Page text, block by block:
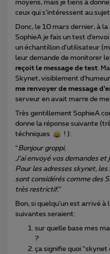
moyens, mais je tiens à
ceux qui s’intéressent au
Donc, le 10 mars dernier, à
SophieA je fais un test
un échantillon d’utilisateur
leur demande de monitorer
reçoit le message de test.
Skynet, visiblement
me renvoyer de message
serveur en avait marre de
Très gentillement SophieA
donne la réponse suivante
téchniques
! ):
“Bonjour groppi,
J'ai envoyé vos demandes et
Pour les adresses skynet,
sont considérés comme des
très restrictif.”
Bon, si quelqu’un est arrivé à
suivantes seraient:
sur quelle base mes
?
ça signifie quoi